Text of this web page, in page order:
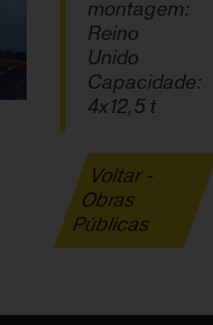
montagem:
Reino
Unido
Capacidade:
4x12,5 t
Voltar -
Obras
Públicas